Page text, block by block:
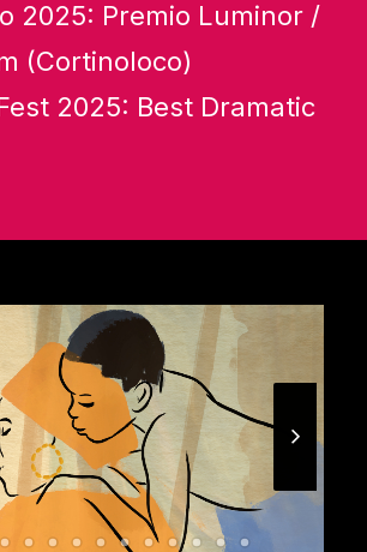
2025: Premio Luminor /
(Cortinoloco)
2025: Best Dramatic